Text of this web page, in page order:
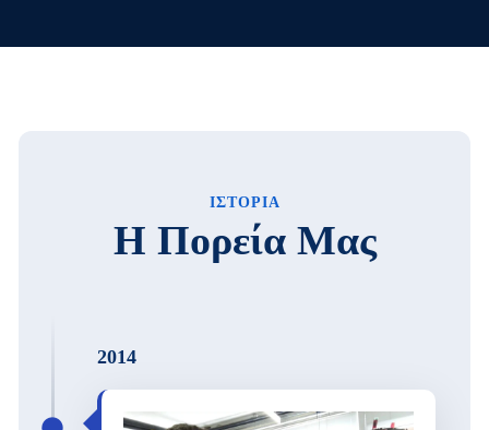
ΙΣΤΟΡΙΑ
Η Πορεία Μας
2014